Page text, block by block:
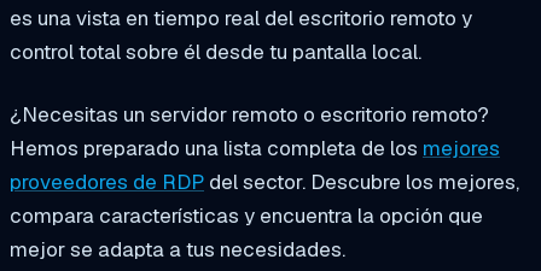
es una vista en tiempo real del escritorio remoto y
control total sobre él desde tu pantalla local.
¿Necesitas un servidor remoto o escritorio remoto?
Hemos preparado una lista completa de los mejores
proveedores de RDP del sector. Descubre los mejores,
compara características y encuentra la opción que
mejor se adapta a tus necesidades.